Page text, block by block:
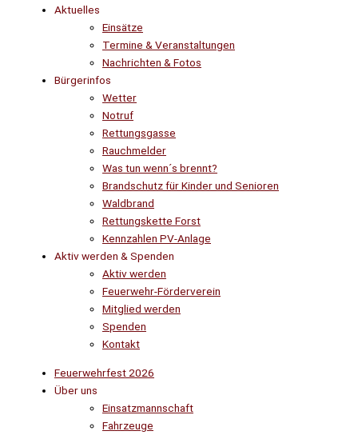
Aktuelles
Einsätze
Termine & Veranstaltungen
Nachrichten & Fotos
Bürgerinfos
Wetter
Notruf
Rettungsgasse
Rauchmelder
Was tun wenn´s brennt?
Brandschutz für Kinder und Senioren
Waldbrand
Rettungskette Forst
Kennzahlen PV-Anlage
Aktiv werden & Spenden
Aktiv werden
Feuerwehr-Förderverein
Mitglied werden
Spenden
Kontakt
Feuerwehrfest 2026
Über uns
Einsatzmannschaft
Fahrzeuge